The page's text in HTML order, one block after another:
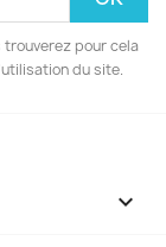
trouverez pour cela
du site.
